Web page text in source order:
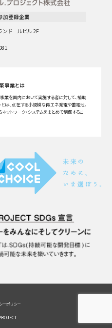
加登録企業
ドールビル 2F
事業とは
業を国内において実施する者に対して、補助
は、点在する小規模な再エネ発電や蓄電池、
ットワーク・システムをまとめて制御するこ
ーポリシー